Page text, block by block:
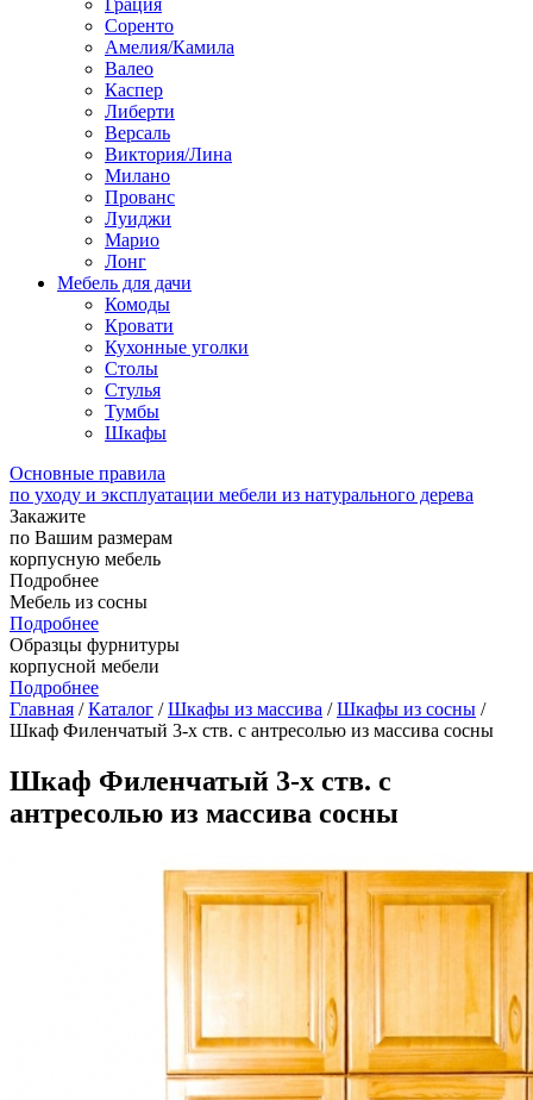
Грация
Соренто
Амелия/Камила
Валео
Каспер
Либерти
Версаль
Виктория/Лина
Милано
Прованс
Луиджи
Марио
Лонг
Мебель для дачи
Комоды
Кровати
Кухонные уголки
Столы
Стулья
Тумбы
Шкафы
Основные правила
по уходу и эксплуатации мебели из натурального дерева
Закажите
по Вашим размерам
корпусную мебель
Подробнее
Мебель из сосны
Подробнее
Образцы фурнитуры
корпусной мебели
Подробнее
Главная /Каталог /Шкафы из массива /Шкафы из сосны /
Шкаф Филенчатый 3-х ств. с антресолью из массива сосны
Шкаф Филенчатый 3-х ств. с
антресолью из массива сосны